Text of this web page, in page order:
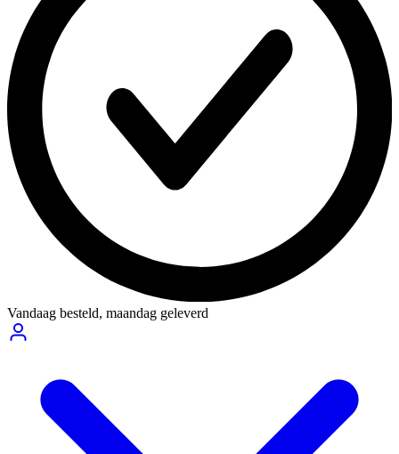
Vandaag besteld, maandag geleverd